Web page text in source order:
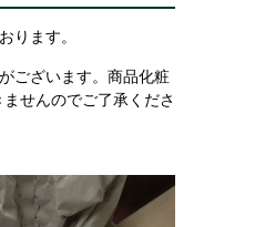
ります。
ございます。商品化粧
せんのでご了承くださ